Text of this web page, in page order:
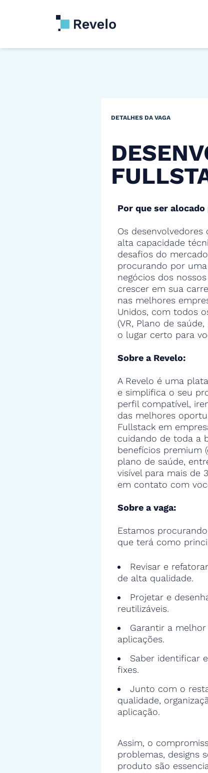
DETALHES DA VAGA
Por que ser alocado
Os
alta capacidade
desafios do
procurando por
negócios dos
crescer em sua
nas melhores
Unidos, com todos
(VR, Plano de
o lugar certo para
Sobre a Revelo:
A Revelo é uma
e simplifica o seu
perfil compatível,
das melhores
Fullstack em
cuidando de toda a
benefícios premium
plano de saúde,
visível para mais de
em contato com
Sobre a vaga:
Estamos
que terá como
Revisar e
de alta qualidade.
Projetar e
reutilizáveis.
Garantir a
aplicações.
Saber identificar
fixes.
Junto com o
qualidade,
aplicação.
Assim, o
problemas, designs
produto são